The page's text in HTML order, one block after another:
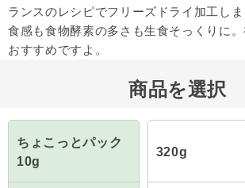
ランスのレシピでフリーズドライ加工し
食感も食物酵素の多さも生食そっくりに
おすすめですよ。
商品を選択
ちょこっとパック
10g
320g